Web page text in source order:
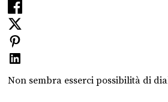
Non sembra esserci possibilità di